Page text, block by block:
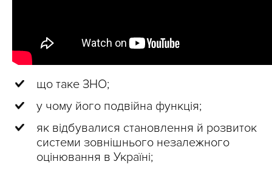
що таке ЗНО;
у чому його подвійна функція;
як відбувалися становлення й розвиток
системи зовнішнього незалежного
оцінювання в Україні;